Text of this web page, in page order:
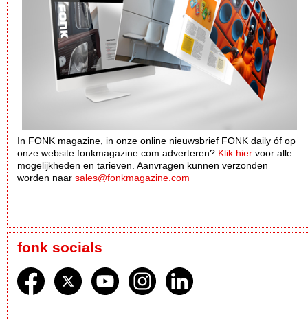
In FONK magazine, in onze online nieuwsbrief FONK daily óf op
onze website fonkmagazine.com adverteren? Klik hier voor alle
mogelijkheden en tarieven. Aanvragen kunnen verzonden
worden naar sales@fonkmagazine.com
fonk socials